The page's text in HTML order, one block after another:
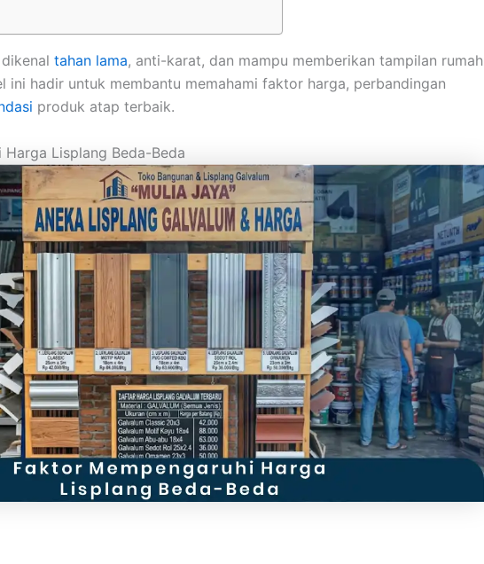
tahan lama, anti-karat, dan mampu memberikan tampilan rumah
ini hadir untuk membantu memahami faktor harga, perbandingan
produk atap terbaik.
Lisplang Beda-Beda